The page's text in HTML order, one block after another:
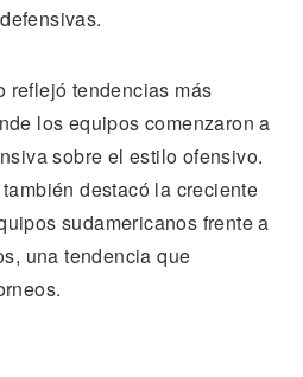
reflejó tendencias más
los equipos comenzaron a
sobre el estilo ofensivo.
también destacó la creciente
sudamericanos frente a
una tendencia que